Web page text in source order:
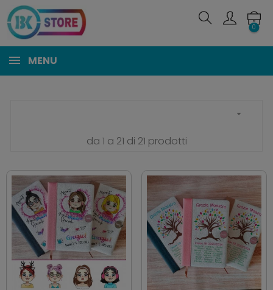
0
MENU

da 1 a 21 di 21 prodotti